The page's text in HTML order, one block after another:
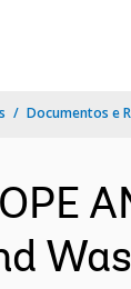
Documentos e